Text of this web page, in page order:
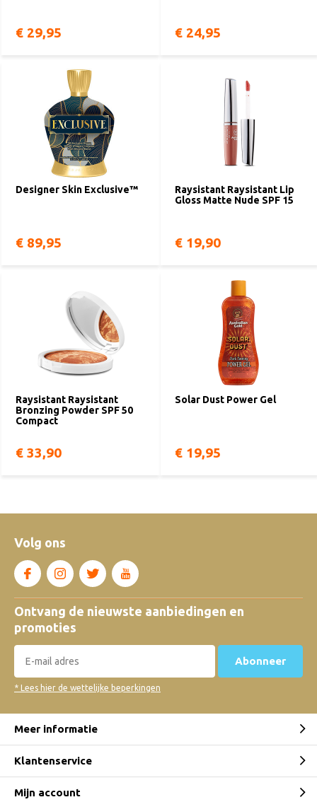
€ 29,95 € 24,95
Designer Skin Exclusive™
€ 89,95
Raysistant Raysistant Lip
Gloss Matte Nude SPF 15
€ 19,90
Raysistant Raysistant
Bronzing Powder SPF 50
Compact
€ 33,90
Solar Dust Power Gel
€ 19,95
Volg ons
Ontvang de nieuwste aanbiedingen en
promoties
Abonneer
* Lees hier de wettelijke beperkingen
Meer informatie
Klantenservice
Mijn account